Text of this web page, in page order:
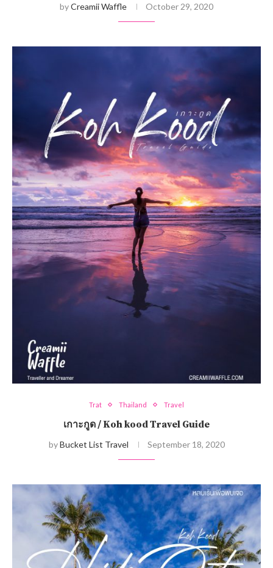
byCreamii Waffle October 29, 2020
Trat Thailand Travel
เกาะกูด / Koh kood Travel Guide
byBucket List Travel September 18, 2020